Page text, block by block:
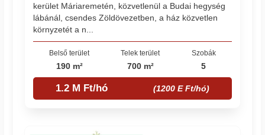
kerület Máriaremetén, közvetlenül a Budai hegység
lábánál, csendes Zöldövezetben, a ház közvetlen
környzetét a n...
Belső terület
190 m²
Telek terület
700 m²
Szobák
5
1.2 M Ft/hó (1200 E Ft/hó)